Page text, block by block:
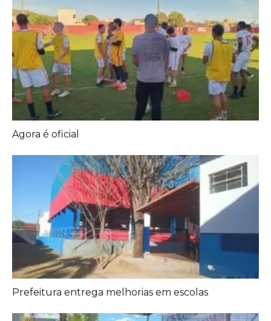
Agora é oficial
Prefeitura entrega melhorias em escolas